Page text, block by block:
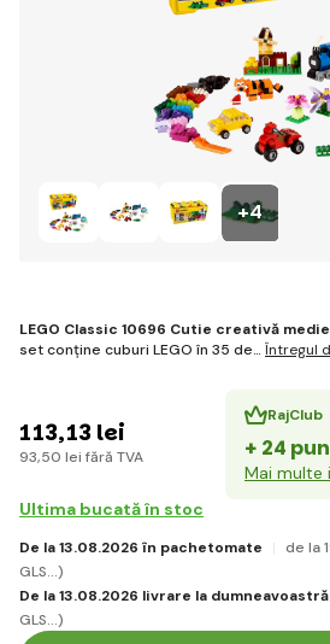
+4
LEGO Classic 10696 Cutie creativă medie
set conține cuburi LEGO în 35 de… Întregul
113,13 lei
93,50 lei fără TVA
RajClub
+ 24
Mai multe
Ultima bucată în stoc
De la 13.08.2026 în pachetomate de la
GLS...)
De la 13.08.2026 livrare la dumneavoastră
GLS...)